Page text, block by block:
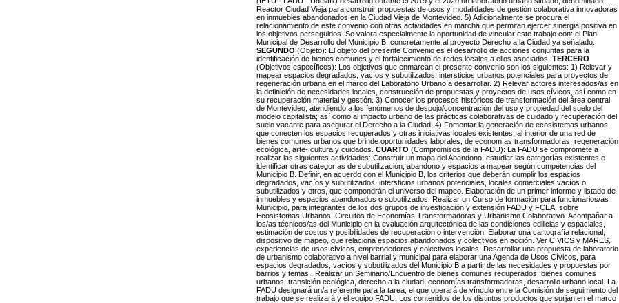
Reactor Ciudad Vieja para construir propuestas de usos y modalidades de gestión colaborativa innovadoras
en inmuebles abandonados en la Ciudad Vieja de Montevideo. 5) Adicionalmente se procura el
relacionamiento de este convenio con otras actividades en marcha que permitan ejercer sinergia positiva en
los objetivos perseguidos. Se valora especialmente la oportunidad de vincular este trabajo con: el Plan
Municipal de Desarrollo del Municipio B, concretamente al proyecto Derecho a la Ciudad ya señalado.
SEGUNDO (Objeto): El objeto del presente Convenio es el desarrollo de acciones conjuntas para la
identificación de bienes comunes y el fortalecimiento de redes locales a ellos asociados. TERCERO
(Objetivos específicos): Los objetivos que enmarcan el presente convenio son los siguientes: 1) Relevar y
mapear espacios degradados, vacíos y subutilizados, intersticios urbanos potenciales para proyectos de
regeneración urbana en el marco del Laboratorio Urbano a desarrollar. 2) Relevar actores interesados/as en
la definición de necesidades locales, construcción de propuestas y proyectos de usos cívicos, así como en
su recuperación material y gestión. 3) Conocer los procesos históricos de transformación del área central
de Montevideo, atendiendo a los fenómenos de despojo/concentración del uso y propiedad del suelo del
modelo capitalista; así como al impacto urbano de las prácticas colaborativas de cuidado y recuperación del
suelo vacante para asegurar el Derecho a la Ciudad. 4) Fomentar la generación de ecosistemas urbanos
que conecten los espacios recuperados y otras iniciativas locales existentes, al interior de una red de
bienes comunes urbanos que brinde oportunidades laborales, de economías transformadoras, regeneración
ecológica, arte- cultura y cuidados. CUARTO (Compromisos de la FADU): La FADU se compromete a
realizar las siguientes actividades: Construir un mapa del Abandono, estudiar las categorías existentes e
identificar otras categorías de subutilización, abandono y espacios a mapear según competencias del
Municipio B. Definir, en acuerdo con el Municipio B, los criterios que deberán cumplir los espacios
degradados, vacíos y subutilizados, intersticios urbanos potenciales, locales comerciales vacíos o
subutilizados y otros, que compondrán el universo del mapeo. Elaboración de un primer informe y listado de
inmuebles y espacios abandonados o subutilizados. Realizar un Curso de formación para funcionarios/as
Municipio, para integrantes de los dos grupos de investigación y extensión FADU y FCEA, sobre
Ecosistemas Urbanos, Circuitos de Economías Transformadoras y Urbanismo Colaborativo. Acompañar a
los/as técnicos/as del Municipio en la evaluación arquitectónica de las condiciones edilicias y espaciales,
estimación de costos y posibilidades de recuperación o intervención. Elaborar una cartografía relacional,
dispositivo de mapeo, que relaciona espacios abandonados y colectivos en acción. Ver CIVICS y MARES,
experiencias de usos cívicos, emprendedores y colectivos locales. Desarrollar una propuesta de laboratorio
de urbanismo colaborativo a nivel barrial y municipal para elaborar una Agenda de Usos Cívicos, para
espacios degradados, vacíos y subutilizados del Municipio B a partir de las necesidades y propuestas por
barrios y temas . Realizar un Seminario/Encuentro de bienes comunes recuperados: bienes comunes
urbanos, transición ecológica, derecho a la ciudad, economías transformadoras, desarrollo urbano local. La
FADU designará un/a referente para la tarea, el que operará de vínculo entre la Comisión de seguimiento del
trabajo que se realizará y el equipo FADU. Los contenidos de los distintos productos que surjan en el marco